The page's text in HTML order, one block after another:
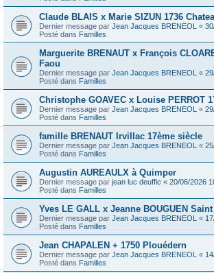
Claude BLAIS x Marie SIZUN 1736
Dernier message par Jean Jacques BRENEOL «
Posté dans Familles
Marguerite BRENAUT x François
Faou
Dernier message par Jean Jacques BRENEOL «
Posté dans Familles
Christophe GOAVEC x Louise PERROT
Dernier message par Jean Jacques BRENEOL «
Posté dans Familles
famille BRENAUT Irvillac 17ème siècle
Dernier message par Jean Jacques BRENEOL «
Posté dans Familles
Augustin AUREAULX à Quimper
Dernier message par jean luc deuffic « 20/06/2026
Posté dans Familles
Yves LE GALL x Jeanne BOUGUEN
Dernier message par Jean Jacques BRENEOL «
Posté dans Familles
Jean CHAPALEN + 1750 Plouédern
Dernier message par Jean Jacques BRENEOL «
Posté dans Familles